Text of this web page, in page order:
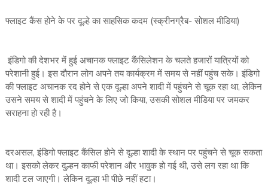
फ्लाइट कैंस होने के पर दूल्हे का साहसिक कदम (स्क्रीनग्रैब- सोशल मीडिया)
इंडिगो की देशभर में हुई अचानक फ्लाइट कैंसिलेशन के चलते हजारों यात्रियों को
परेशानी हुई। इस दौरान लोग अपने तय कार्यक्रम में समय से नहीं पहुंच सके। इंडिगो
की फ्लाइट अचानक रद होने से एक दूल्हा अपने शादी में पहुंचने से चूक रहा था, लेकिन
उसने समय से शादी में पहुंचने के लिए जो किया, उसकी सोशल मीडिया पर जमकर
सराहना हो रही है।
दरअसल, इंडिगो फ्लाइट कैंसिल होने से दूल्हा शादी के स्थान पर पहुंचने से चूक सकता
था। इसको लेकर दुल्हन काफी परेशान और भावुक हो गई थी, उसे लग रहा था कि
शादी टल जाएगी। लेकिन दूल्हा भी पीछे नहीं हटा।